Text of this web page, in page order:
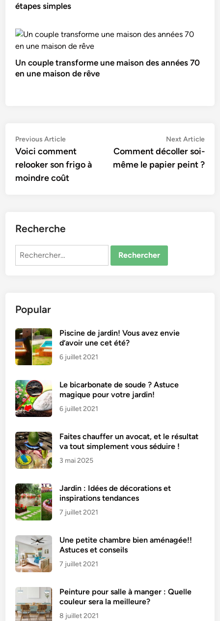
étapes simples
Un couple transforme une maison des années 70
en une maison de rêve
Navigation
de
l’article
Previous ArticlePrevious
article:
Voici comment
relooker son frigo à
moindre coût
Next Article
Comment décoller soi-
même le papier peint ?
Recherche
Rechercher :
Popular
Piscine de jardin! Vous avez envie
d’avoir une cet été?
6 juillet 2021
Le bicarbonate de soude ? Astuce
magique pour votre jardin!
6 juillet 2021
Faites chauffer un avocat, et le résultat
va tout simplement vous séduire !
3 mai 2025
Jardin : Idées de décorations et
inspirations tendances
7 juillet 2021
Une petite chambre bien aménagée!!
Astuces et conseils
7 juillet 2021
Peinture pour salle à manger : Quelle
couleur sera la meilleure?
8 juillet 2021